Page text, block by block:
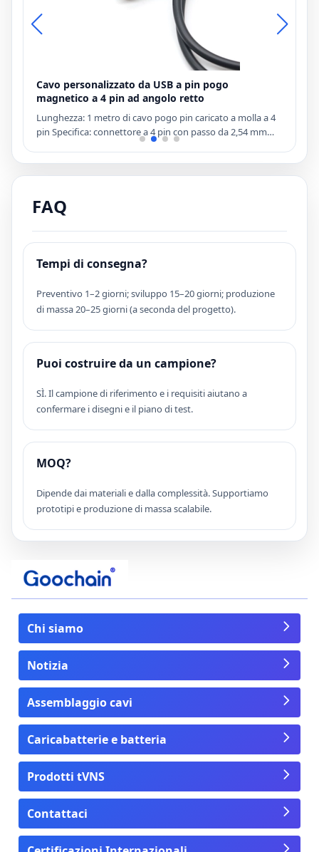
Cavo personalizzato da USB a pin pogo
magnetico a 4 pin ad angolo retto
Lunghezza: 1 metro di cavo pogo pin caricato a molla a 4
pin Specifica: connettore a 4 pin con passo da 2,54 mm
Termine d'esecuzione: 15 giorni dopo l'ordine effettuato
Colore: è accettato il colore personalizzato MOQ: 100 pezzi
Termine di pagamento: TT, PAYPAL, CARTA DI CREDITO
FAQ
Tempi di consegna?
Preventivo 1–2 giorni; sviluppo 15–20 giorni; produzione
di massa 20–25 giorni (a seconda del progetto).
Puoi costruire da un campione?
SÌ. Il campione di riferimento e i requisiti aiutano a
confermare i disegni e il piano di test.
MOQ?
Dipende dai materiali e dalla complessità. Supportiamo
prototipi e produzione di massa scalabile.
Chi siamo
Notizia
Assemblaggio cavi
Caricabatterie e batteria
Prodotti tVNS
Contattaci